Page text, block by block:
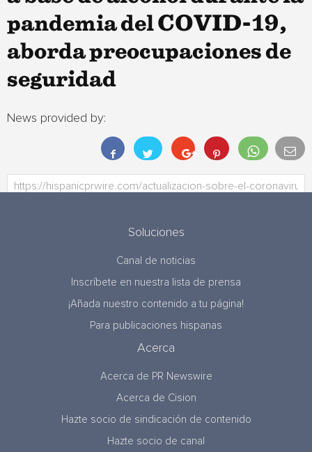
pandemia del COVID-19,
aborda preocupaciones de
seguridad
News provided by:
Soluciones
Canal de noticias
Inscríbete en nuestra lista de prensa
¡Añada nuestro contenido a tu página!
Para publicaciones hispanas
Acerca
Acerca de PR Newswire
Acerca de Cision
Hazte socio de sindicación de contenido
Hazte socio de canal